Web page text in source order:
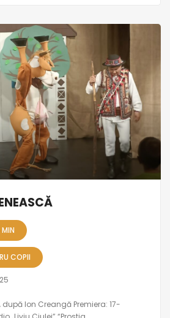
COPII
după Ion Creangă Premiera: 17-